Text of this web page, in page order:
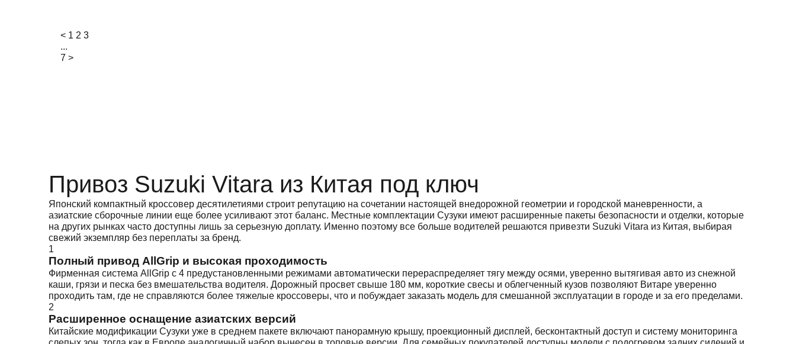
< 1 2 3
...
7 >
Привоз Suzuki Vitara из Китая под ключ
Японский компактный кроссовер десятилетиями строит репутацию на сочетании настоящей внедорожной геометрии и городской маневренности, а
азиатские сборочные линии еще более усиливают этот баланс. Местные комплектации Сузуки имеют расширенные пакеты безопасности и отделки, которые
на других рынках часто доступны лишь за серьезную доплату. Именно поэтому все больше водителей решаются привезти Suzuki Vitara из Китая, выбирая
свежий экземпляр без переплаты за бренд.
1
Полный привод AllGrip и высокая проходимость
Фирменная система AllGrip с 4 предустановленными режимами автоматически перераспределяет тягу между осями, уверенно вытягивая авто из снежной
каши, грязи и песка без вмешательства водителя. Дорожный просвет свыше 180 мм, короткие свесы и облегченный кузов позволяют Витаре уверенно
проходить там, где не справляются более тяжелые кроссоверы, что и побуждает заказать модель для смешанной эксплуатации в городе и за его пределами.
2
Расширенное оснащение азиатских версий
Китайские модификации Сузуки уже в среднем пакете включают панорамную крышу, проекционный дисплей, бесконтактный доступ и систему мониторинга